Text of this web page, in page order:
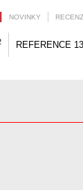
REFERENCE
NOVINKY